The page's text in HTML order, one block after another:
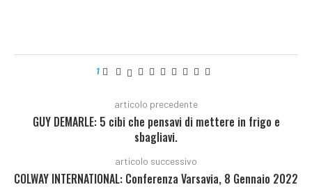
1
articolo precedente
GUY DEMARLE: 5 cibi che pensavi di mettere in frigo e
sbagliavi.
articolo successivo
COLWAY INTERNATIONAL: Conferenza Varsavia, 8 Gennaio 2022